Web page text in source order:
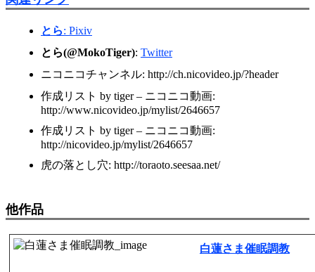
とら: Pixiv
とら(@MokoTiger): Twitter
ニコニコチャンネル: http://ch.nicovideo.jp/?header
作成リスト by tiger – ニコニコ動画:
http://www.nicovideo.jp/mylist/2646657
作成リスト by tiger – ニコニコ動画:
http://nicovideo.jp/mylist/2646657
虎の落とし穴: http://toraoto.seesaa.net/
他作品
白蓮さま催眠調教